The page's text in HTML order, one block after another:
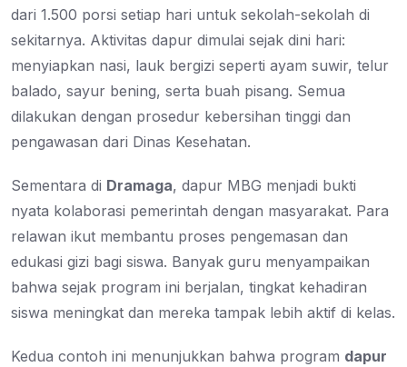
dari 1.500 porsi setiap hari untuk sekolah-sekolah di
sekitarnya. Aktivitas dapur dimulai sejak dini hari:
menyiapkan nasi, lauk bergizi seperti ayam suwir, telur
balado, sayur bening, serta buah pisang. Semua
dilakukan dengan prosedur kebersihan tinggi dan
pengawasan dari Dinas Kesehatan.
Sementara di Dramaga, dapur MBG menjadi bukti
nyata kolaborasi pemerintah dengan masyarakat. Para
relawan ikut membantu proses pengemasan dan
edukasi gizi bagi siswa. Banyak guru menyampaikan
bahwa sejak program ini berjalan, tingkat kehadiran
siswa meningkat dan mereka tampak lebih aktif di kelas.
Kedua contoh ini menunjukkan bahwa program dapur